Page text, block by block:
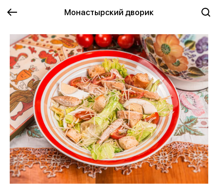
Монастырский дворик